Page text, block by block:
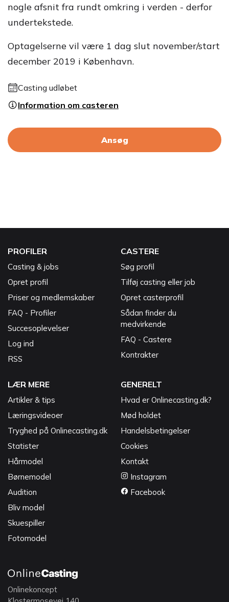
nogle afsnit fra rundt omkring i verden - derfor
undertekstede.
Optagelserne vil være 1 dag slut november/start
december 2019 i København.
Casting udløbet
Information om casteren
Ansøg
PROFILER
Casting & jobs
Opret profil
Priser og medlemskaber
FAQ - Profiler
Succesoplevelser
Log ind
RSS
CASTERE
Søg profil
Tilføj casting eller job
Opret casterprofil
Sådan finder du
medvirkende
FAQ - Castere
Kontrakter
LÆR MERE
Artikler & tips
Læringsvideoer
Tryghed på Onlinecasting.dk
Statister
Hårmodel
Børnemodel
Audition
Bliv model
Skuespiller
Fotomodel
GENERELT
Hvad er Onlinecasting.dk?
Mød holdet
Handelsbetingelser
Cookies
Kontakt
Instagram
Facebook
Onlinekoncept